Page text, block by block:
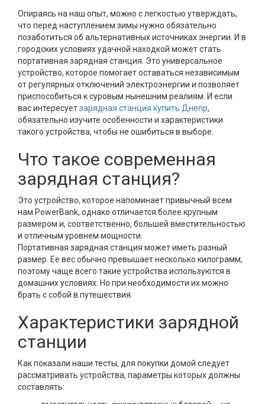
Опираясь на наш опыт, можно с легкостью утверждать,
что перед наступлением зимы нужно обязательно
позаботиться об альтернативных источниках энергии. И в
городских условиях удачной находкой может стать
портативная зарядная станция. Это универсальное
устройство, которое помогает оставаться независимым
от регулярных отключений электроэнергии и позволяет
приспособиться к суровым нынешним реалиям. И если
вас интересуетзарядная станция купить Днепр,
обязательно изучите особенности и характеристики
такого устройства, чтобы не ошибиться в выборе.
Что такое современная
зарядная станция?
Это устройство, которое напоминает привычный всем
нам PowerBank, однако отличается более крупным
размером и, соответственно, большей вместительностью
и отличным уровнем мощности.
Портативная зарядная станция может иметь разный
размер. Ее вес обычно превышает несколько килограмм,
поэтому чаще всего такие устройства используются в
домашних условиях. Но при необходимости их можно
брать с собой в путешествия.
Характеристики зарядной
станции
Как показали наши тесты, для покупки домой следует
рассматривать устройства, параметры которых должны
составлять: